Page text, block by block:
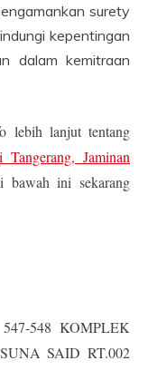
surety
kepentingan
dalam kemitraan
lebih lanjut tentang
Jaminan
ini sekarang
548 KOMPLEK
SAID RT.002